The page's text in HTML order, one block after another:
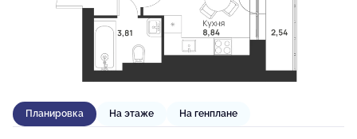
Планировка На этаже На генплане